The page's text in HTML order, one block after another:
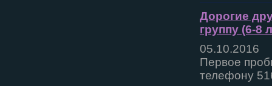
Дорогие
группу (6-8
05.10.2016
Первое
телефону